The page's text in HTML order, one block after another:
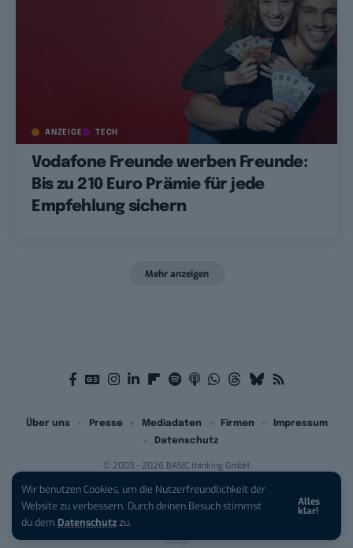
Wir benutzen Cookies, um die Nutzerfreundlichkeit der
Website zu verbessern. Durch deinen Besuch stimmst
du dem Datenschutzzu.
Alles
klar!
ANZEIGE TECH
Vodafone Freunde werben Freunde:
Bis zu 210 Euro Prämie für jede
Empfehlung sichern
Mehr anzeigen
© 2003 - 2026 BASIC thinking GmbH
Über uns Presse Mediadaten Firmen
Impressum
Datenschutz
iPhone 17 Pro sichern:Für 1 € +
200 € Hardware-Bonus!
Anzeige